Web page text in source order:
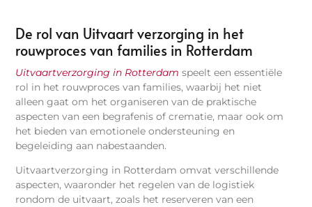
De rol van Uitvaart verzorging in het
rouwproces van families in Rotterdam
Uitvaartverzorging in Rotterdam speelt een essentiële
rol in het rouwproces van families, waarbij het niet
alleen gaat om het organiseren van de praktische
aspecten van een begrafenis of crematie, maar ook om
het bieden van emotionele ondersteuning en
begeleiding aan nabestaanden.
Uitvaartverzorging in Rotterdam omvat verschillende
aspecten, waaronder het regelen van de logistiek
rondom de uitvaart, zoals het reserveren van een